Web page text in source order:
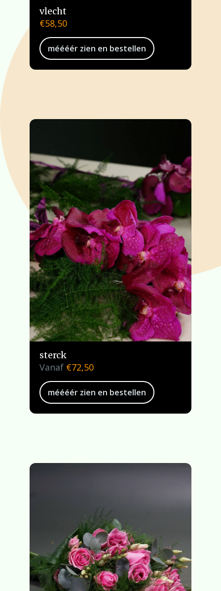
vlecht
€58,50
méééér zien en bestellen
sterck
Vanaf €72,50
méééér zien en bestellen